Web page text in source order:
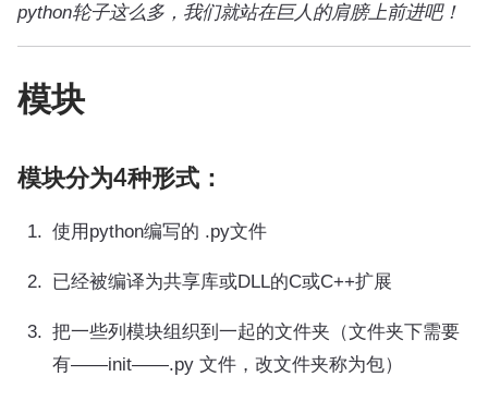
python轮子这么多，我们就站在巨人的肩膀上前进吧！
模块
模块分为4种形式：
使用python编写的 .py文件
已经被编译为共享库或DLL的C或C++扩展
把一些列模块组织到一起的文件夹（文件夹下需要
有——init——.py 文件，改文件夹称为包）